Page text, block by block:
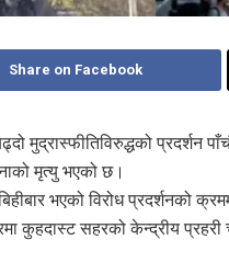
Share on Facebook
मुद्रास्फीतिविरुद्धको प्रदर्शन
मृत्यु भएको छ।
भएको विरोध प्रदर्शनको
कुहदास्ट सहरको केन्द्रीय